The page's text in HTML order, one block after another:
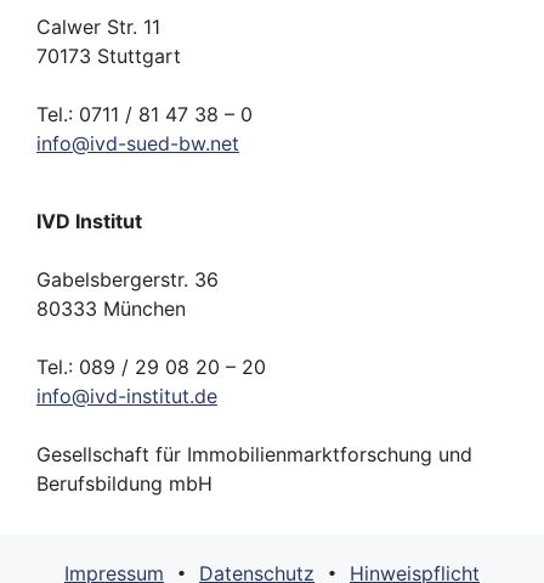
Calwer Str. 11
70173 Stuttgart
Tel.: 0711 / 81 47 38 – 0
info@ivd-sued-bw.net
IVD Institut
Gabelsbergerstr. 36
80333 München
Tel.: 089 / 29 08 20 – 20
info@ivd-institut.de
Gesellschaft für Immobilienmarktforschung und
Berufsbildung mbH
Impressum • Datenschutz • Hinweispflicht